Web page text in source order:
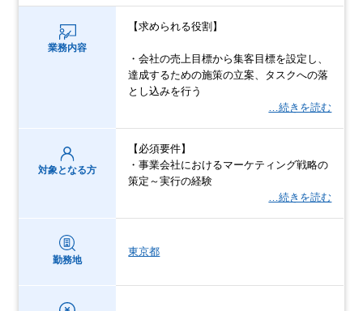
業務内容
【求められる役割】
・会社の売上目標から集客目標を設定し、
達成するための施策の立案、タスクへの落
とし込みを行う
…続きを読む
対象となる方
【必須要件】
・事業会社におけるマーケティング戦略の
策定～実行の経験
…続きを読む
勤務地
東京都